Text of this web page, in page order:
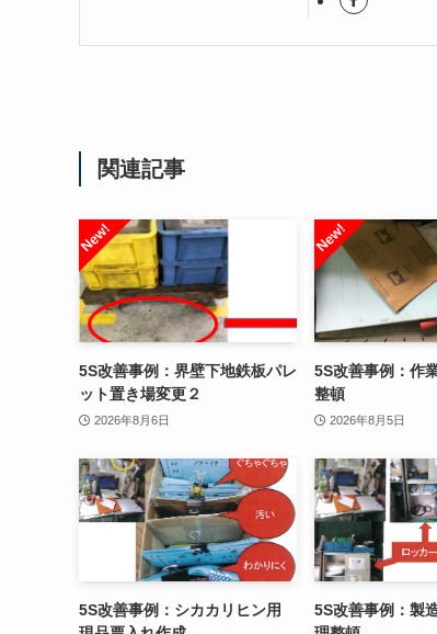
関連記事
5S改善事例：界壁下地鉄板パレ
ット置き場変更２
2026年8月6日
5S改善事例：作
整頓
2026年8月5日
5S改善事例：シカカリヒン用
5S改善事例：製